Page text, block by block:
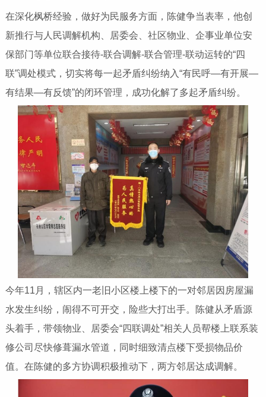
在深化枫桥经验，做好为民服务方面，陈健争当表率，他创
新推行与人民调解机构、居委会、社区物业、企事业单位安
保部门等单位联合接待-联合调解-联合管理-联动运转的“四
联”调处模式，切实将每一起矛盾纠纷纳入“有民呼—有开展—
有结果—有反馈”的闭环管理，成功化解了多起矛盾纠纷。
今年11月，辖区内一老旧小区楼上楼下的一对邻居因房屋漏
水发生纠纷，闹得不可开交，险些大打出手。陈健从矛盾源
头着手，带领物业、居委会“四联调处”相关人员帮楼上联系装
修公司尽快修葺漏水管道，同时细致清点楼下受损物品价
值。在陈健的多方协调积极推动下，两方邻居达成调解。